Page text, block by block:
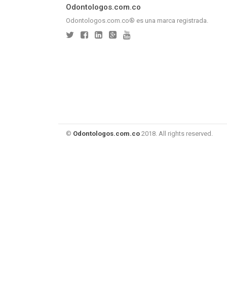
Odontologos.com.co
Odontologos.com.co® es una marca registrada.
© Odontologos.com.co 2018. All rights reserved.